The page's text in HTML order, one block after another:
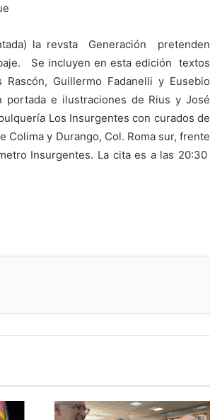
la revsta Generación pretenden
Se incluyen en esta edición textos
Guillermo Fadanelli y Eusebio
e ilustraciones de Rius y José
Los Insurgentes con curados de
Colima y Durango, Col. Roma sur, frente
Insurgentes. La cita es a las 20:30